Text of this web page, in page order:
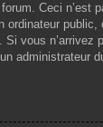
Ceci n’est
ordinateur public,
vous n’arrivez
administrateur